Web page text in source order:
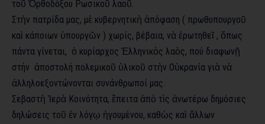
τοῦ Ὀρθοδόξου Ρωσικοῦ λαοῦ
Στὴν πατρίδα μας, μὲ κυβερνητικὴ ἀπόφαση ( πρωθυπουργοῦ
καὶ κάποιων ὑπουργῶν ) χωρίς, βέβαια, νὰ ἐρωτηθεῖ , ὅπως
πάντα γίνεται, ὁ κυρίαρχος Ἑλληνικὸς λαὸς, πού διαφωνῇ
στήν ἀποστολή πολεμικοῦ ὑλικοῦ στὴν Οὐκρανία γιὰ νὰ
ἀλληλοεξοντώνονται συνάνθρωποί μας
Σεβαστὴ Ἱερὰ Κοινότητα, ἔπειτα ἀπὸ τὶς ἀνωτέρω δημόσιες
δηλώσεις τοῦ ἐν λόγῳ ἡγουμένου, καθὼς καὶ ἄλλων